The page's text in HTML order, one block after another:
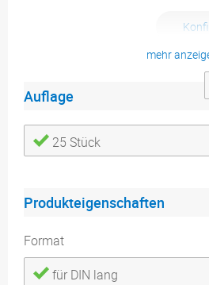
mehr
Auflage
25 Stück
Produkteigenschaften
Format
für DIN lang